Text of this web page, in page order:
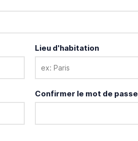
Lieu d'habitation
Confirmer le mot de passe